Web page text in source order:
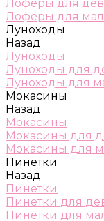
Лоферы для
Лоферы для
Луноходы
Назад
Луноходы
Луноходы для
Луноходы для
Мокасины
Назад
Мокасины
Мокасины для
Мокасины для
Пинетки
Назад
Пинетки
Пинетки для
Пинетки для